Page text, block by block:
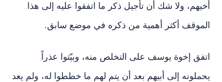
أخيهم، ولا شك أن تأجيل ذكر ما اتفقوا عليه إلى هذا
الموقف أكثر أهمية من ذكره في موضع سابق.
اتفق إخوة يوسف على التخلص منه، وبيّتوا عذراً
يحملونه إلى أبيهم بعد أن يتم لهم ما خططوا له، ولم يعد